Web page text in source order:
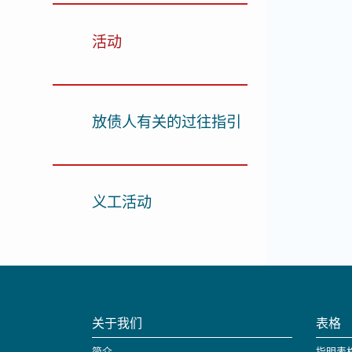
活动
放债人有关的过往指引
义工活动
关于我们 表格